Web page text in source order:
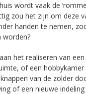
wordt vaak de
zou het zijn om deze
handen te nemen,
worden?
het realiseren van
of een hobbykamer
van de zolder
of een nieuwe